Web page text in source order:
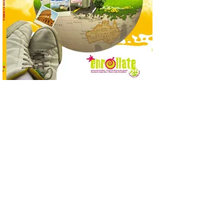
inmediatas que frenen el deterioro y el
riesgo de colapso. Los procuradores de
Unión del Pueblo […]
La Universidad de León
distribuye folletos con la
programación del evento